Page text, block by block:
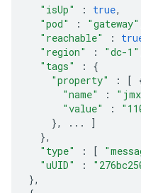
"isUp"
: true,
"pod"
: "gateway"
"reachable"
:
"region"
: "dc-1"
"tags"
:
{
"property"
: [
"name"
:
"value"
:
},
...
]
},
"type"
: [
"uUID"
:
},